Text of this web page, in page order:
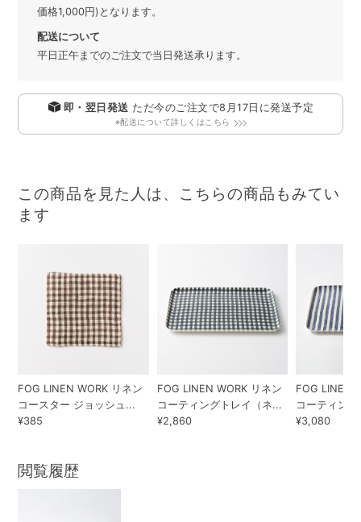
価格1,000円)となります。
配送について
平日正午までのご注文で当日発送承ります。
即・翌日発送 ただ今のご注文で8月17日 に発送予定
※配送について詳しくはこちら
この商品を見た人は、こちらの商品もみてい
ます
FOG LINEN WORK リネン
コースター ジョッシュ...
¥385
FOG LINEN WORK リネン
コーティングトレイ（ネ...
¥2,860
FOG LINEN
コーティン
¥3,080
閲覧履歴